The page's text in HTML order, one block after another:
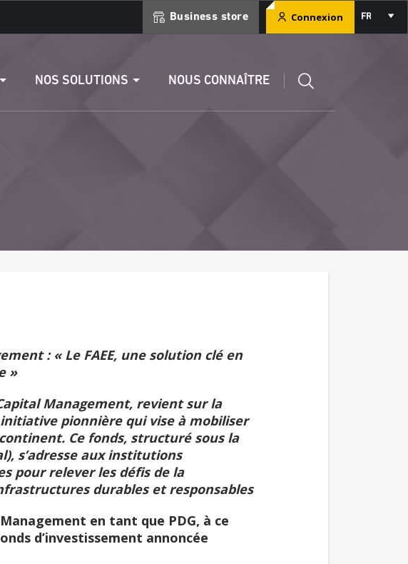
Business store Connexion
Select
FR
NOS SOLUTIONS NOUS CONNAÎTRE
: « Le FAEE, une solution clé en
»
Management, revient sur la
initiative pionnière qui vise à mobiliser
Ce fonds, structuré sous la
s’adresse aux institutions
pour relever les défis de la
durables et responsables
en tant que PDG, à ce
d’investissement annoncée